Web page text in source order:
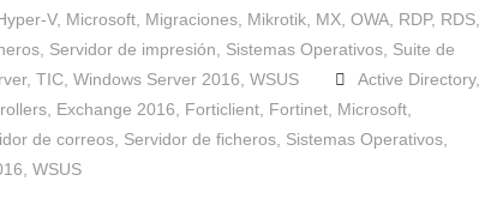
V, Microsoft Migraciones Mikrotik MX OWA RDP, RDS
Servidor de impresión Sistemas Operativos Suite de
, TIC Windows Server 2016 WSUS Active Directory,
Exchange 2016 Forticlient Fortinet Microsoft
de correos Servidor de ficheros Sistemas Operativos
WSUS